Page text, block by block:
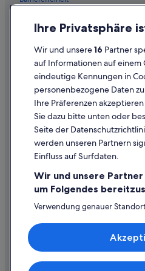
Rechtliche Hinweise/Kontakt
Inhaltsrichtlinien und Melden von
Hilfe
Hilfe
Rückerstattungsprozess und
Buchen Sie einen Flug mit einer
Internationale Reisedokumente
Ihre Privatsphäre
Wir und unsere16 Partner
auf Informationen auf einem
eindeutige Kennungen in
personenbezogene Daten
Ihre Präferenzen
Sie dazu bitte unten oder
Seite der
werden unseren Partnern
Einfluss auf Surfdaten.
Wir und unsere
um Folgendes
Verwendung genauer
Speichern von oder Zugriff
Endgerät. Personalisierte
von Werbeleistung und der